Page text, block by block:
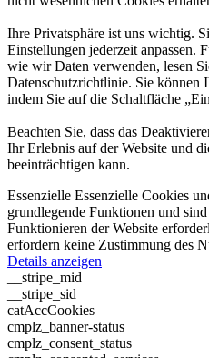
Ihre Privatsphäre ist uns wichtig.
Einstellungen jederzeit anpassen.
wie wir Daten verwenden, lesen
Datenschutzrichtlinie. Sie können
indem Sie auf die Schaltfläche
Beachten Sie, dass das
Ihr Erlebnis auf der Website und
beeinträchtigen kann.
Essenzielle Essenzielle Cookies
grundlegende Funktionen und
Funktionieren der Website
erfordern keine Zustimmung des
Details anzeigen
__stripe_mid
__stripe_sid
catAccCookies
cmplz_banner-status
cmplz_consent_status